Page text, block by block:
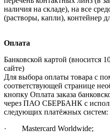
наличия на складе), на все
(растворы, капли), контейнер
Оплата
Банковской картой (вносится
сайте)
Для выбора оплаты товара с
соответствующей странице
кнопку Оплата заказа
через ПАО СБЕРБАНК с
следующих платёжных систем:
· Mastercard Worldwide;